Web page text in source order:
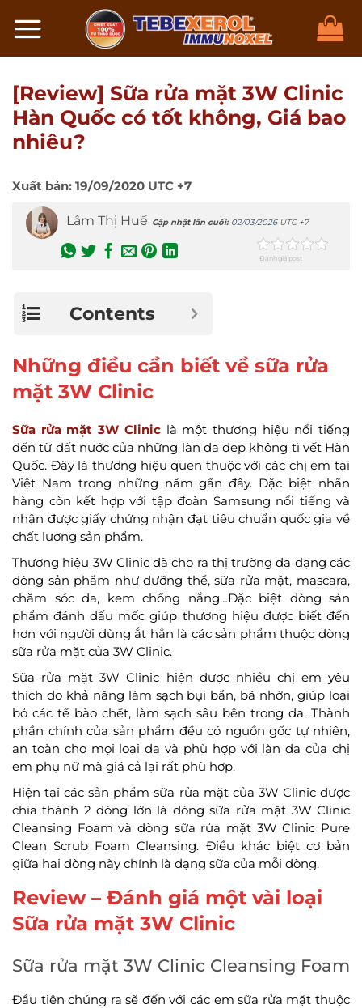
đến
[Review] Sữa rửa mặt 3W Clinic
Hàn Quốc có tốt không, Giá bao
nhiêu?
Xuất bản: 19/09/2020 UTC +7
Lâm Thị Huế Cập nhật lần cuối: 02/03/2026UTC +7
Đánh giá post
Contents
Những điều cần biết về sữa rửa
mặt 3W Clinic
Sữa rửa mặt 3W Cliniclà một thương hiệu nổi tiếng
đến từ đất nước của những làn da đẹp không tì vết Hàn
Quốc. Đây là thương hiệu quen thuộc với các chị em tại
Việt Nam trong những năm gần đây. Đặc biệt nhãn
hàng còn kết hợp với tập đoàn Samsung nổi tiếng và
nhận được giấy chứng nhận đạt tiêu chuẩn quốc gia về
chất lượng sản phẩm.
Thương hiệu 3W Clinic đã cho ra thị trường đa dạng các
dòng sản phẩm như dưỡng thể, sữa rửa mặt, mascara,
chăm sóc da, kem chống nắng…Đặc biệt dòng sản
phẩm đánh dấu mốc giúp thương hiệu được biết đến
hơn với người dùng ắt hẳn là các sản phẩm thuộc dòng
sữa rửa mặt của 3W Clinic.
Sữa rửa mặt 3W Clinic hiện được nhiều chị em yêu
thích do khả năng làm sạch bụi bẩn, bã nhờn, giúp loại
bỏ các tế bào chết, làm sạch sâu bên trong da. Thành
phần chính của sản phẩm đều có nguồn gốc tự nhiên,
an toàn cho mọi loại da và phù hợp với làn da của chị
em phụ nữ mà giá cả lại rất phù hợp.
Hiện tại các sản phẩm sữa rửa mặt của 3W Clinic được
chia thành 2 dòng lớn là dòng sữa rửa mặt 3W Clinic
Cleansing Foam và dòng sữa rửa mặt 3W Clinic Pure
Clean Scrub Foam Cleansing. Điều khác biệt cơ bản
giữa hai dòng này chính là dạng sữa của mỗi dòng.
Review – Đánh giá một vài loại
Sữa rửa mặt 3W Clinic
Sữa rửa mặt 3W Clinic Cleansing Foam
Đầu tiên chúng ra sẽ đến với các em sữa rửa mặt thuộc